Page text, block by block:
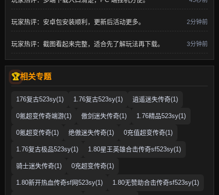
玩家热评：安卓包安装顺利，更新后活动更多。 2分钟前
玩家热评：截图看起来完整，适合先了解玩法再下载。 3分钟前
相关专题
176复古523sy(1) 1.76复古523sy(1) 逍遥迷失传奇(1)
0氪超变传奇端游(1) 傲剑迷失传奇(1) 1.76精品523sy(1)
0氪超变传奇(1) 绝傲迷失传奇(1) 0充值超变传奇(1)
1.76复古极品523sy(1) 1.80星王英雄合击传奇sf523sy(1)
骑士迷失传奇(1) 0充超变传奇(1)
1.80新开热血传奇sf网523sy(1) 1.80无赞助合击传奇sf523sy(1)